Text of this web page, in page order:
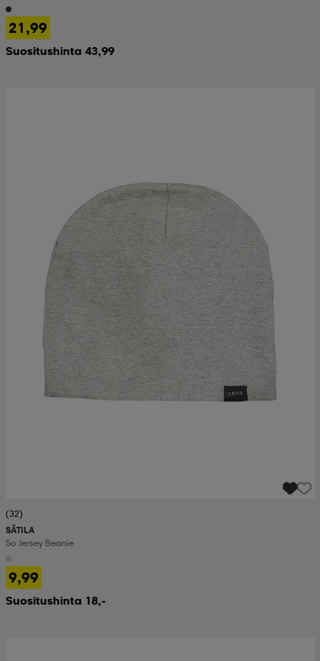
21,99
Suositushinta 43,99
(32)
SÄTILA
So Jersey Beanie
9,99
Suositushinta 18,-